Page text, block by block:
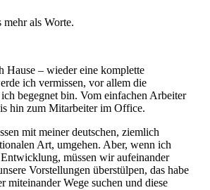
mehr als Worte.
Hause – wieder eine komplette
ich vermissen, vor allem die
begegnet bin. Vom einfachen Arbeiter
hin zum Mitarbeiter im Office.
mit meiner deutschen, ziemlich
Art, umgehen. Aber, wenn ich
müssen wir aufeinander
Vorstellungen überstülpen, das habe
miteinander Wege suchen und diese